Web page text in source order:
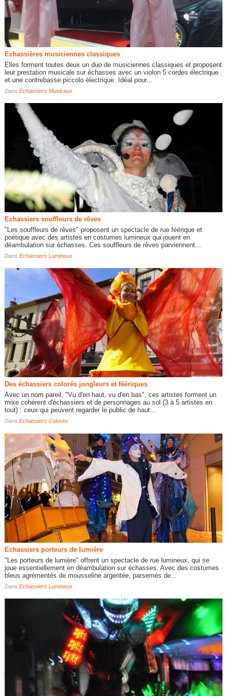
Echassières musiciennes classiques
Elles forment toutes deux un duo de musiciennes classiques et proposent
leur prestation musicale sur échasses avec un violon 5 cordes électrique
et une contrebasse piccolo électrique. Idéal pour...
Dans Echassiers Musicaux
Echassiers souffleurs de rêves
"Les souffleurs de rêves" proposent un spectacle de rue féérique et
poétique avec des artistes en costumes lumineux qui jouent en
déambulation sur échasses. Ces souffleurs de rêves parviennent...
Dans Echassiers Lumineux
Des échassiers colorés jongleurs et féériques
Avec un nom pareil, "Vu d'en haut, vu d'en bas", ces artistes forment un
mixe cohérent d'échassiers et de personnages au sol (3 à 5 artistes en
tout) : ceux qui peuvent regarder le public de haut...
Dans Echassiers Colorés
Echassiers porteurs de lumière
"Les porteurs de lumière" offrent un spectacle de rue lumineux, qui se
joue essentiellement en déambulation sur échasses. Avec des costumes
bleus agrémentés de mousseline argentée, parsemés de...
Dans Echassiers Lumineux